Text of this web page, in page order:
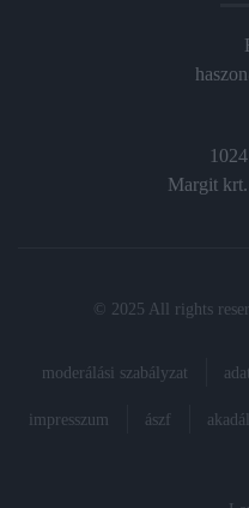
Margit
© 2025 All rights
moderálási szabályzat
impresszum ászf